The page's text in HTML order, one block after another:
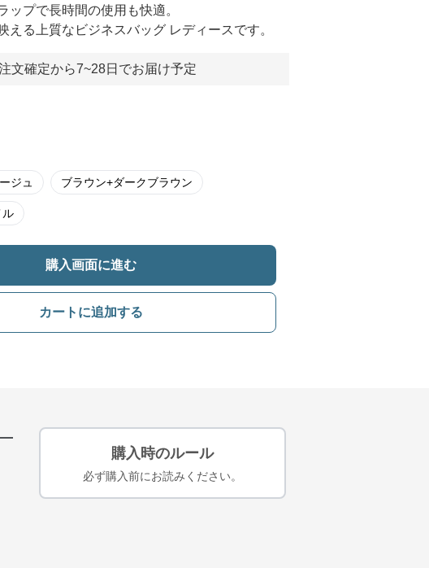
ップで長時間の使用も快適。
える上質なビジネスバッグ レディースです。
文確定から7~28日でお届け予定
ジュ ブラウン+ダークブラウン
ル
購入画面に進む
カートに追加する
購入時のルール
必ず購入前にお読みください。